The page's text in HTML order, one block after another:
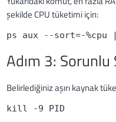
şekilde CPU tüketimi için:
ps aux --sort=-%cpu
Adım 3:
Belirlediğiniz aşırı kaynak
kill -9 PID